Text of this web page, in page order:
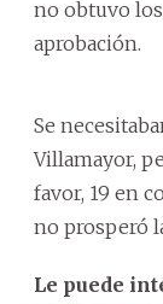
no obtuvo
aprobación.
Se
Villamayor,
favor, 19 en
no prosperó
Le puede